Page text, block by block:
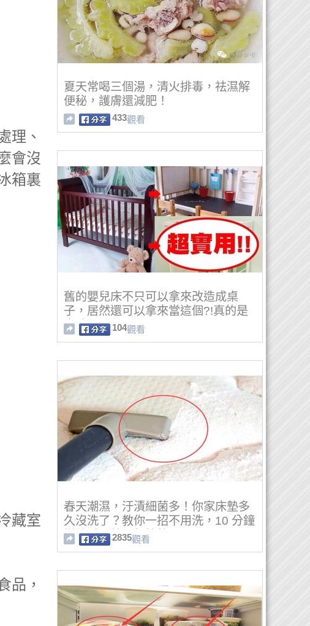
理、
會沒
箱裏
藏室
品，
夏天常喝三個湯，清火排毒，祛濕解
便秘，護膚還減肥！
433觀看
舊的嬰兒床不只可以拿來改造成桌
子，居然還可以拿來當這個?!真的是
太聰明了!104觀看
春天潮濕，汙漬細菌多！你家床墊多
久沒洗了？教你一招不用洗，10 分鐘
變乾凈！效果超棒的！
2835觀看